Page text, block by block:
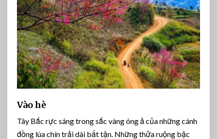
Vào hè
Tây Bắc rực sáng trong sắc vàng óng ả của những cánh
đồng lúa chín trải dài bất tận. Những thửa ruộng bậc